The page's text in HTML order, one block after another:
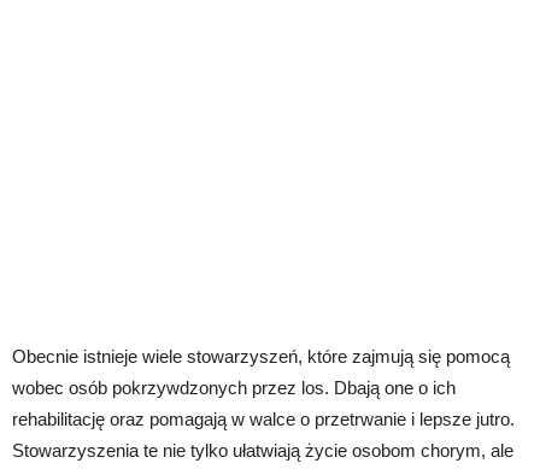
Obecnie istnieje wiele stowarzyszeń, które zajmują się pomocą
wobec osób pokrzywdzonych przez los. Dbają one o ich
rehabilitację oraz pomagają w walce o przetrwanie i lepsze jutro.
Stowarzyszenia te nie tylko ułatwiają życie osobom chorym, ale